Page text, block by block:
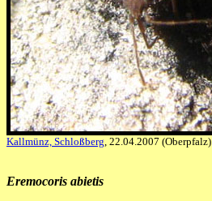
Kallmünz, Schloßberg, 22.04.2007 (Oberpfalz)
Eremocoris abietis